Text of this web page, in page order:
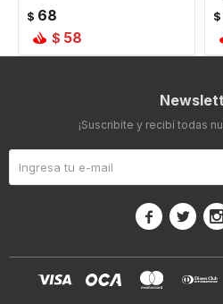
$ 68
$ 58
$
¡Suscribite y recibí todas
  